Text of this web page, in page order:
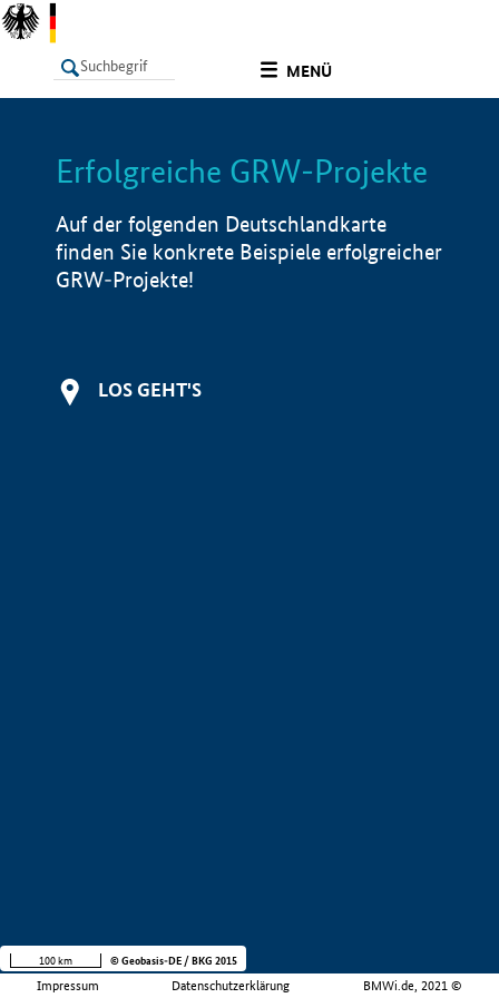
MENÜ
LISTE Info
Erfolgreiche GRW-Projekte
Auf der folgenden Deutschlandkarte
finden Sie konkrete Beispiele erfolgreicher
GRW-Projekte!
LOS GEHT'S
Impressum Datenschutzerklärung BMWi.de, 2021 ©
100 km © Geobasis-DE / BKG 2015